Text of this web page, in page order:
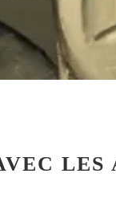
LES